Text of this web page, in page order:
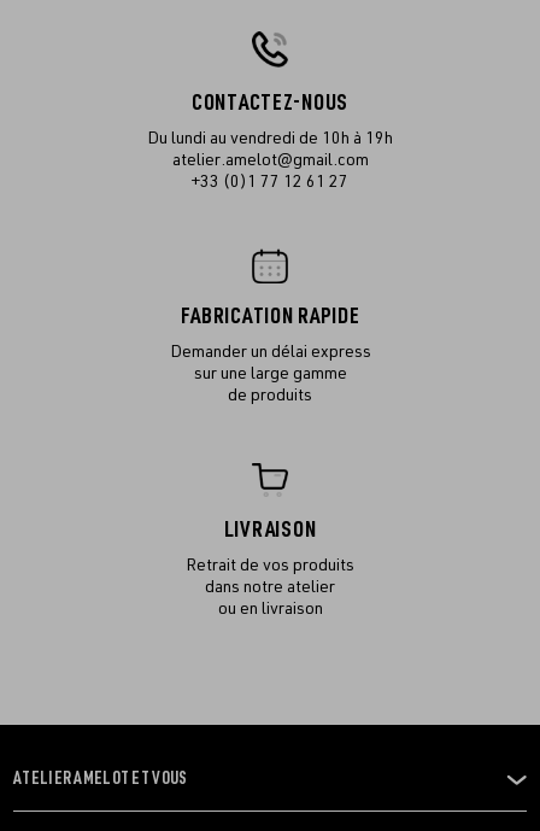
CONTACTEZ-NOUS
Du lundi au vendredi de 10h à 19h
atelier.amelot@gmail.com
+33 (0)1 77 12 61 27
FABRICATION RAPIDE
Demander un délai express
sur une large gamme
de produits
LIVRAISON
Retrait de vos produits
dans notre atelier
ou en livraison
OUVRIR
LE
ATELIER AMELOT ET VOUS